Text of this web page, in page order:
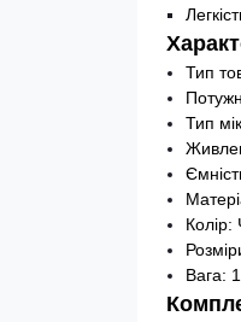
Тип
Тип
Колір:
Вага: